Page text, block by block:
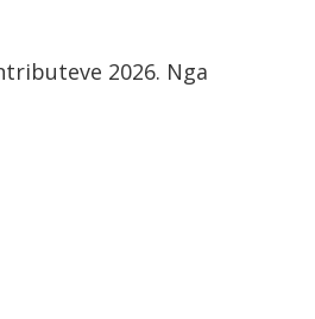
2026. Nga